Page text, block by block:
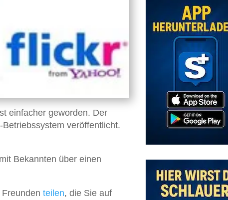
einfacher geworden. Der
veröffentlicht.
Bekannten über einen
teilen, die Sie auf